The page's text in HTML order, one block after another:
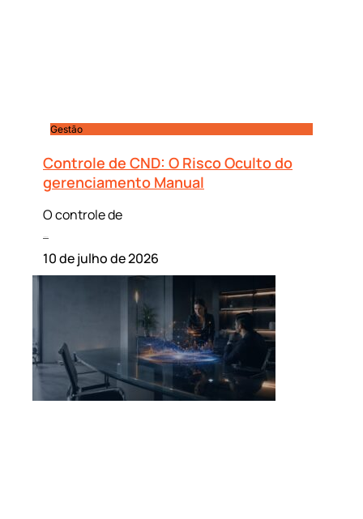
Gestão
Controle de CND: O Risco Oculto do
gerenciamento Manual
O controle de
10 de julho de 2026